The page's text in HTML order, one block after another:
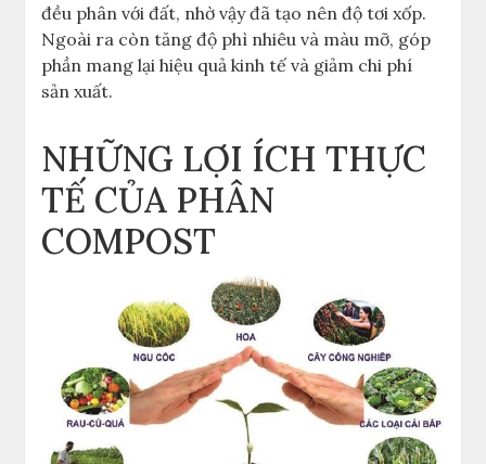
đều phân với đất, nhờ vậy đã tạo nên độ tơi xốp.
Ngoài ra còn tăng độ phì nhiêu và màu mỡ, góp
phần mang lại hiệu quả kinh tế và giảm chi phí
sản xuất.
NHỮNG LỢI ÍCH THỰC
TẾ CỦA PHÂN
COMPOST